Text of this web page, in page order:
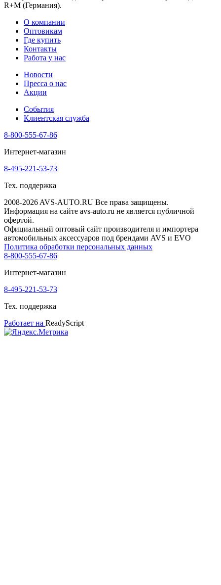
R+M (Германия).
О компании
Оптовикам
Где купить
Контакты
Работа у нас
Новости
Пресса о нас
Акции
События
Клиентская служба
8-800-555-67-86
Интернет-магазин
8-495-221-53-73
Тех. поддержка
2008-2026 AVS-AUTO.RU Все права защищены.
Информация на сайте avs-auto.ru не является публичной
офертой.
Официальный оптовый сайт производителя и импортера
автомобильных аксессуаров под брендами AVS и EVO
Политика обработки персональных данных
8-800-555-67-86
Интернет-магазин
8-495-221-53-73
Тех. поддержка
Работает на ReadyScript